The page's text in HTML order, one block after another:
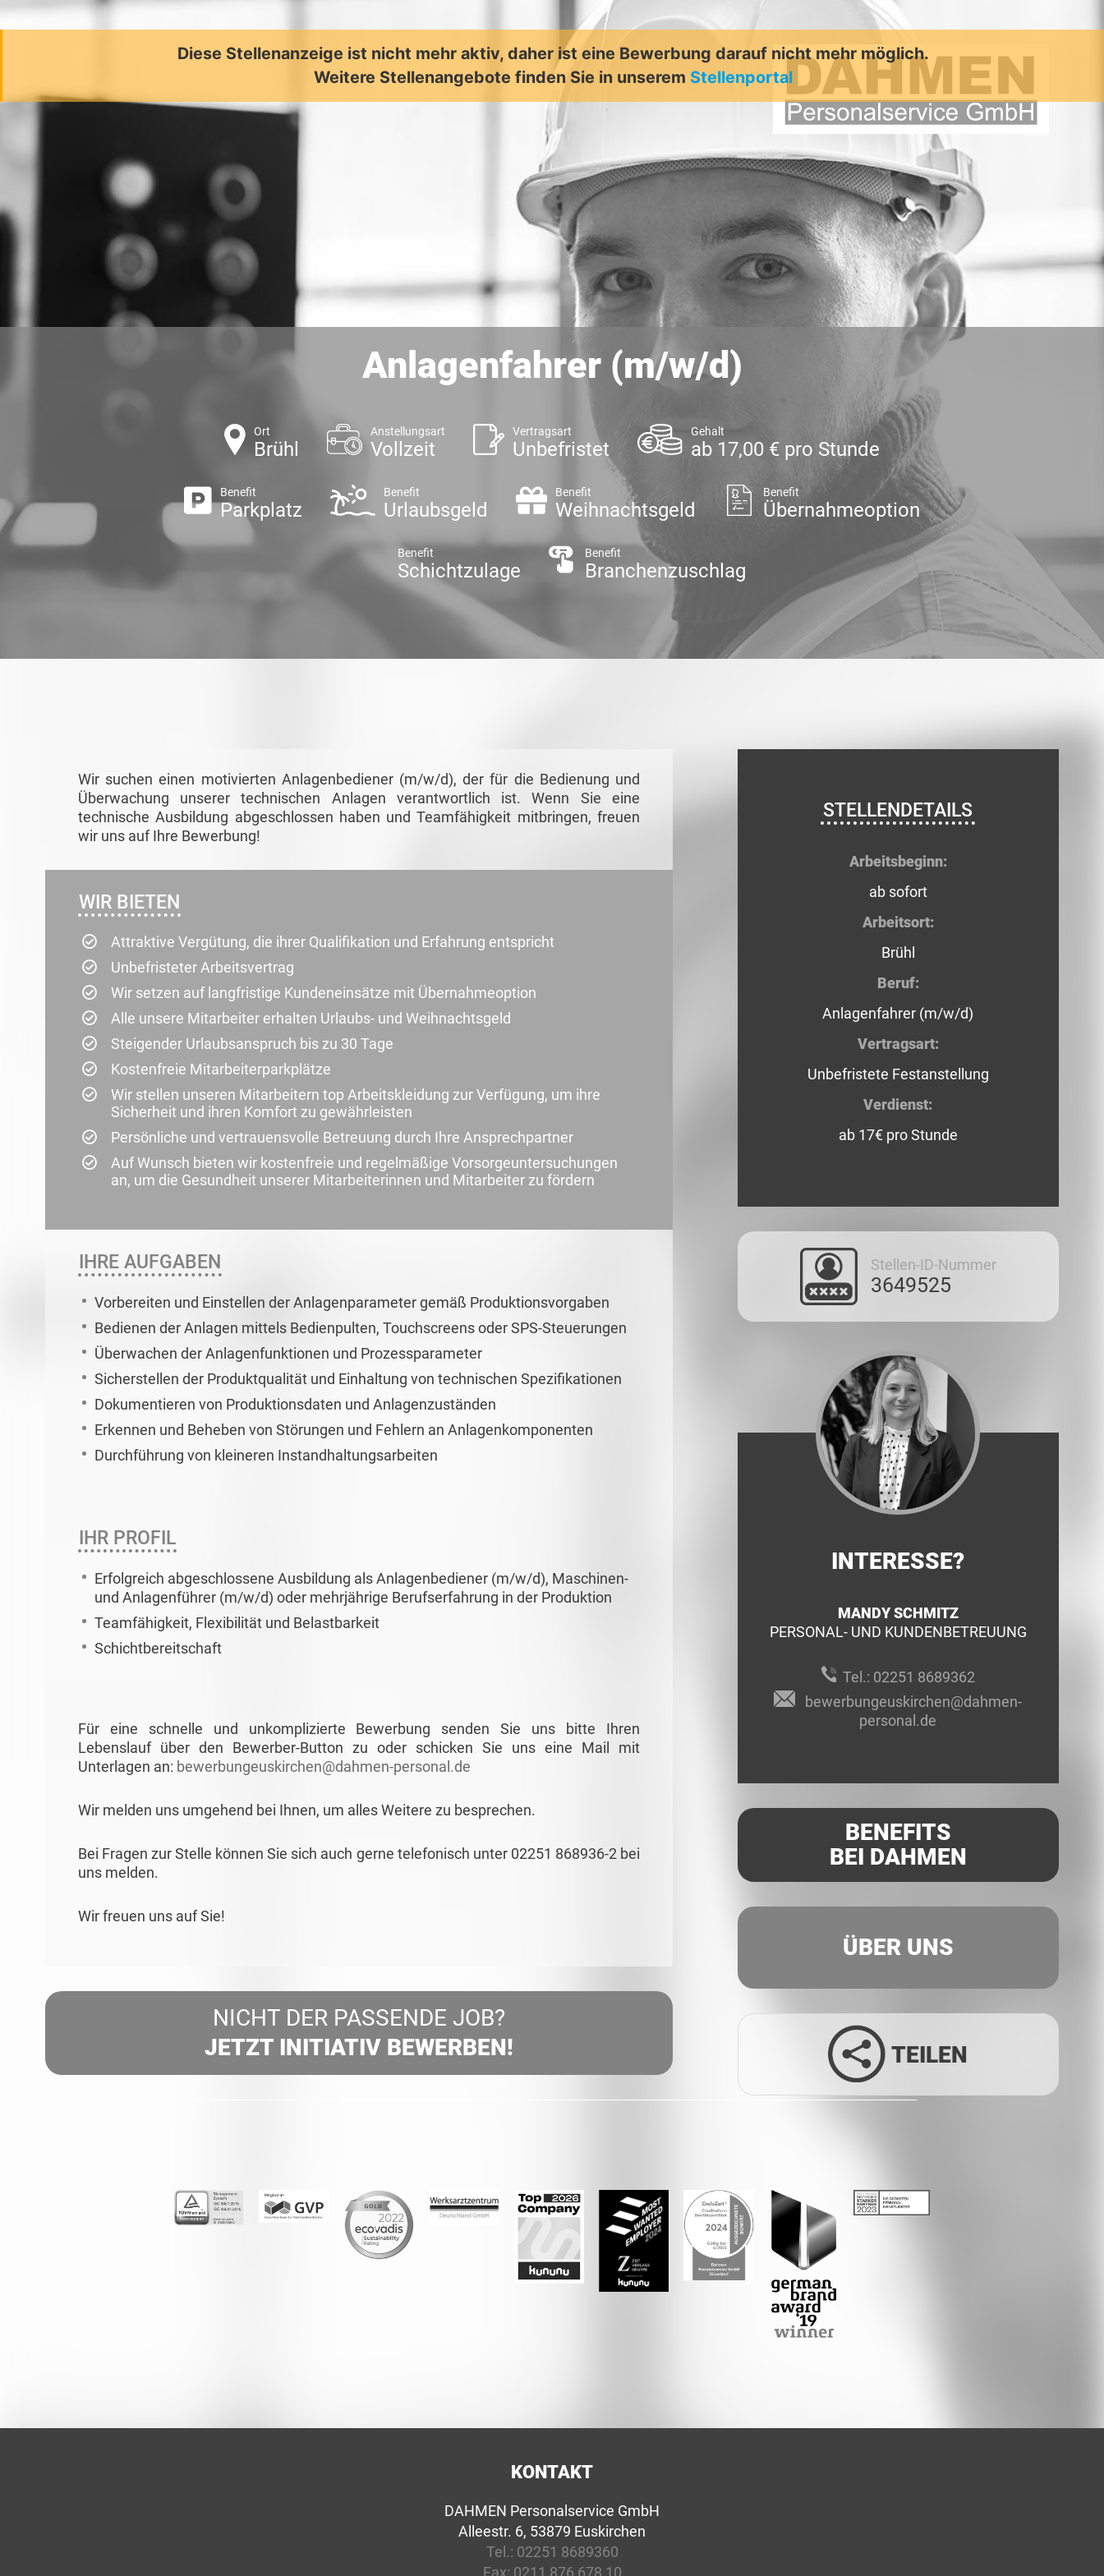
Diese Stellenanzeige ist nicht mehr aktiv, daher ist eine Bewerbung darauf nicht mehr möglich.
Weitere Stellenangebote finden Sie in unserem Stellenportal
Anlagenfahrer (m/w/d)
Ort
Brühl
Anstellungsart
Vollzeit
Vertragsart
Unbefristet
Gehalt
ab 17,00 € pro Stunde
Benefit
Parkplatz
Benefit
Urlaubsgeld
Benefit
Weihnachtsgeld
Benefit
Übernahmeoption
Benefit
Schichtzulage
Benefit
Branchenzuschlag
Wir suchen einen motivierten Anlagenbediener (m/w/d), der für die Bedienung und
Überwachung unserer technischen Anlagen verantwortlich ist. Wenn Sie eine
technische Ausbildung abgeschlossen haben und Teamfähigkeit mitbringen, freuen
wir uns auf Ihre Bewerbung!
WIR BIETEN
Attraktive Vergütung, die ihrer Qualifikation und Erfahrung entspricht
Unbefristeter Arbeitsvertrag
Wir setzen auf langfristige Kundeneinsätze mit Übernahmeoption
Alle unsere Mitarbeiter erhalten Urlaubs- und Weihnachtsgeld
Steigender Urlaubsanspruch bis zu 30 Tage
Kostenfreie Mitarbeiterparkplätze
Wir stellen unseren Mitarbeitern top Arbeitskleidung zur Verfügung, um ihre
Sicherheit und ihren Komfort zu gewährleisten
Persönliche und vertrauensvolle Betreuung durch Ihre Ansprechpartner
Auf Wunsch bieten wir kostenfreie und regelmäßige Vorsorgeuntersuchungen
an, um die Gesundheit unserer Mitarbeiterinnen und Mitarbeiter zu fördern
IHRE AUFGABEN
Vorbereiten und Einstellen der Anlagenparameter gemäß Produktionsvorgaben
Bedienen der Anlagen mittels Bedienpulten, Touchscreens oder SPS-Steuerungen
Überwachen der Anlagenfunktionen und Prozessparameter
Sicherstellen der Produktqualität und Einhaltung von technischen Spezifikationen
Dokumentieren von Produktionsdaten und Anlagenzuständen
Erkennen und Beheben von Störungen und Fehlern an Anlagenkomponenten
Durchführung von kleineren Instandhaltungsarbeiten
IHR PROFIL
Erfolgreich abgeschlossene Ausbildung als Anlagenbediener (m/w/d), Maschinen-
und Anlagenführer (m/w/d) oder mehrjährige Berufserfahrung in der Produktion
Teamfähigkeit, Flexibilität und Belastbarkeit
Schichtbereitschaft
Für eine schnelle und unkomplizierte Bewerbung senden Sie uns bitte Ihren
Lebenslauf über den Bewerber-Button zu oder schicken Sie uns eine Mail mit
Unterlagen an: bewerbungeuskirchen@dahmen-personal.de
Wir melden uns umgehend bei Ihnen, um alles Weitere zu besprechen.
Bei Fragen zur Stelle können Sie sich auch gerne telefonisch unter 02251 868936-2 bei
uns melden.
Wir freuen uns auf Sie!
NICHT DER PASSENDE JOB?
JETZT INITIATIV BEWERBEN!
STELLENDETAILS
Arbeitsbeginn:
ab sofort
Arbeitsort:
Brühl
Beruf:
Anlagenfahrer (m/w/d)
Vertragsart:
Unbefristete Festanstellung
Verdienst:
ab 17€ pro Stunde
Stellen-ID-Nummer
3649525
INTERESSE?
MANDY SCHMITZ
PERSONAL- UND KUNDENBETREUUNG
Tel.: 02251 8689362
bewerbungeuskirchen@dahmen-
personal.de
BENEFITS
BEI DAHMEN
ÜBER UNS
Facebook
TEILEN
KONTAKT
DAHMEN Personalservice GmbH
Alleestr. 6, 53879 Euskirchen
Tel.: 02251 8689360
Fax: 0211 876 678 10